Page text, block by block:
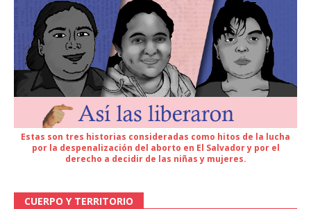
Estas son tres historias consideradas como hitos de la lucha
por la despenalización del aborto en El Salvador y por el
derecho a decidir de las niñas y mujeres.
CUERPO Y TERRITORIO